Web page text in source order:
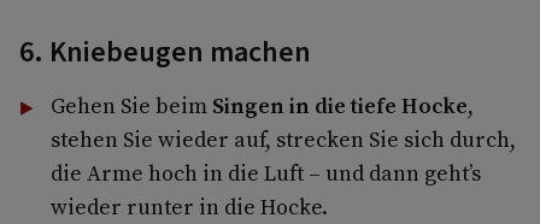
6. Kniebeugen machen
Gehen Sie beim Singen in die tiefe Hocke,
stehen Sie wieder auf, strecken Sie sich durch,
die Arme hoch in die Luft – und dann geht’s
wieder runter in die Hocke.